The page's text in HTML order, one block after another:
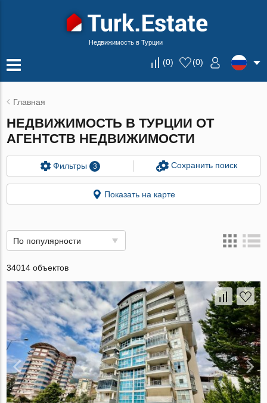
Недвижимость в Турции
(0) (0)
Главная
НЕДВИЖИМОСТЬ В ТУРЦИИ ОТ
АГЕНТСТВ НЕДВИЖИМОСТИ
Фильтры 3 Сохранить поиск
Показать на карте
По популярности
34014 объектов